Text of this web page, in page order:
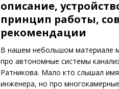
описание,
принцип работы,
рекомендации
В нашем небольшом материале
про автономные системы
Ратникова. Мало кто слышал
инженера, но про